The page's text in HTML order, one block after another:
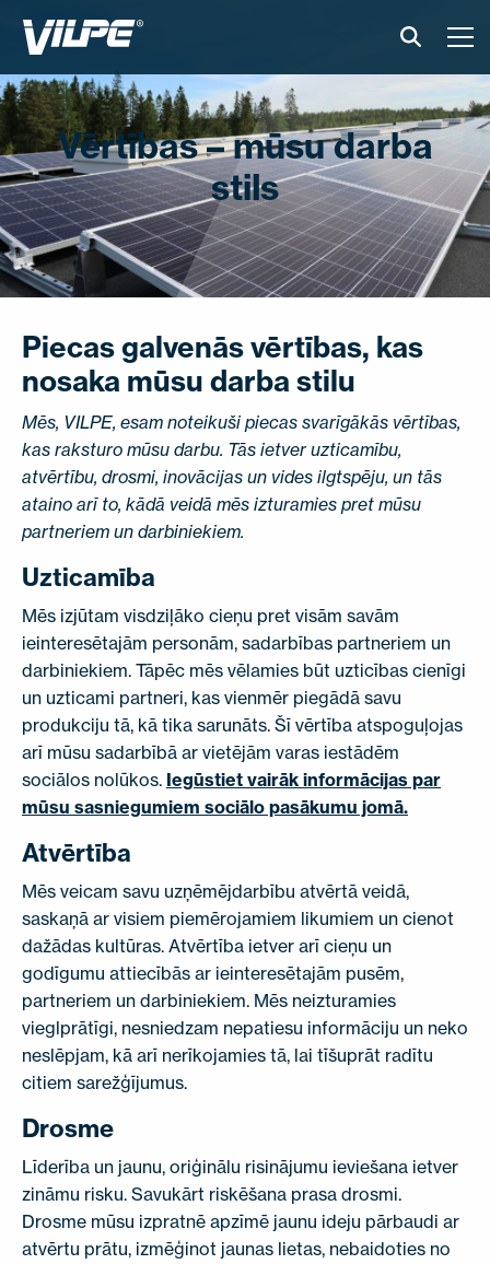
PRODUKTI
GUDRAIS JUMTS
RISINĀJUMI
UZSTĀDĪŠANA UN MATERIĀLI
RAKSTI
PAR MUMS
SAZINIETIES AR MUMS
EN FI USA PL SV SV-FI
Vērtības – mūsu darba
stils
Piecas galvenās vērtības, kas
nosaka mūsu darba stilu
Mēs, VILPE, esam noteikuši piecas svarīgākās vērtības,
kas raksturo mūsu darbu. Tās ietver uzticamību,
atvērtību, drosmi, inovācijas un vides ilgtspēju, un tās
ataino arī to, kādā veidā mēs izturamies pret mūsu
partneriem un darbiniekiem.
Uzticamība
Mēs izjūtam visdziļāko cieņu pret visām savām
ieinteresētajām personām, sadarbības partneriem un
darbiniekiem. Tāpēc mēs vēlamies būt uzticības cienīgi
un uzticami partneri, kas vienmēr piegādā savu
produkciju tā, kā tika sarunāts. Šī vērtība atspoguļojas
arī mūsu sadarbībā ar vietējām varas iestādēm
sociālos nolūkos. Iegūstiet vairāk informācijas par
mūsu sasniegumiem sociālo pasākumu jomā.
Atvērtība
Mēs veicam savu uzņēmējdarbību atvērtā veidā,
saskaņā ar visiem piemērojamiem likumiem un cienot
dažādas kultūras. Atvērtība ietver arī cieņu un
godīgumu attiecībās ar ieinteresētajām pusēm,
partneriem un darbiniekiem. Mēs neizturamies
vieglprātīgi, nesniedzam nepatiesu informāciju un neko
neslēpjam, kā arī nerīkojamies tā, lai tīšuprāt radītu
citiem sarežģījumus.
Drosme
Līderība un jaunu, oriģinālu risinājumu ieviešana ietver
zināmu risku. Savukārt riskēšana prasa drosmi.
Drosme mūsu izpratnē apzīmē jaunu ideju pārbaudi ar
atvērtu prātu, izmēģinot jaunas lietas, nebaidoties no